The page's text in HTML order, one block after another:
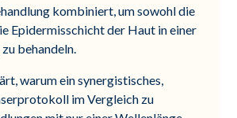
kombiniert, um sowohl die
Epidermisschicht der Haut in einer
behandeln.
warum ein synergistisches,
im Vergleich zu